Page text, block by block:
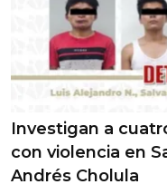
Investigan a
con violencia en
Andrés Cholula